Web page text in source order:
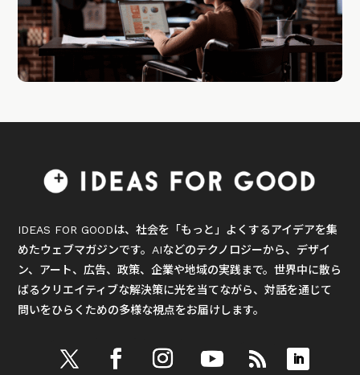
IDEAS FOR GOODは、社会を「もっと」よくするアイデアを集
めたウェブマガジンです。AIなどのテクノロジーから、デザイ
ン、アート、広告、政策、企業や地域の実践まで。世界中に散ら
ばるクリエイティブな解決策に光を当てながら、対話を通じて
問いをひらくための多様な視点をお届けします。